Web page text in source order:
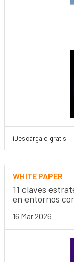
¡Descárgalo gratis!
WHITE PAPER
11 claves
en entornos
16 Mar 2026